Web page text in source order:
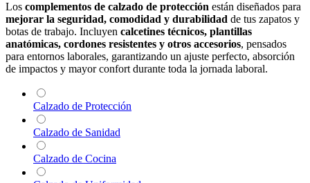
Los complementos de calzado de protección están diseñados para
mejorar la seguridad, comodidad y durabilidad de tus zapatos y
botas de trabajo. Incluyen calcetines técnicos, plantillas
anatómicas, cordones resistentes y otros accesorios, pensados
para entornos laborales, garantizando un ajuste perfecto, absorción
de impactos y mayor confort durante toda la jornada laboral.
Calzado de Protección
Calzado de Sanidad
Calzado de Cocina